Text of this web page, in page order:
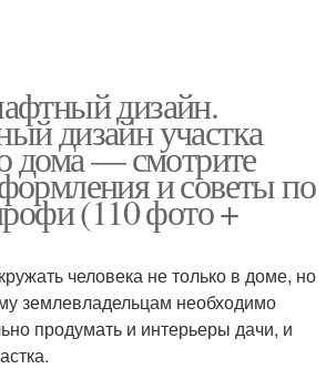
дизайн.
дизайн участка
дома — смотрите
и советы по
(110 фото +
человека не только в доме, но
землевладельцам необходимо
продумать и интерьеры дачи, и